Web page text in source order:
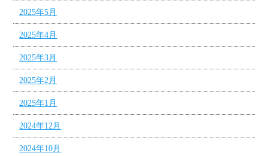
2025年5月
2025年4月
2025年3月
2025年2月
2025年1月
2024年12月
2024年10月